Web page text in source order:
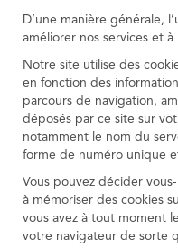
D’une manière générale,
améliorer nos services et
Notre site utilise des
en fonction des
parcours de navigation,
déposés par ce site sur
notamment le nom du
forme de numéro unique
Vous pouvez décider
à mémoriser des cookies
vous avez à tout moment
votre navigateur de sorte